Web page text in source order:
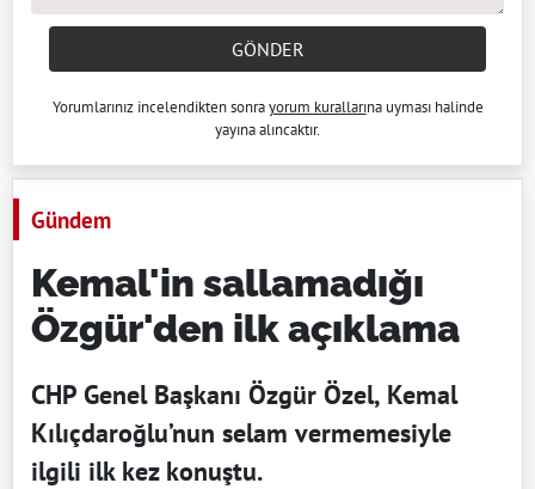
GÖNDER
Yorumlarınız incelendikten sonrayorum kurallarına uyması halinde
yayına alıncaktır.
Gündem
Kemal'in sallamadığı
Özgür'den ilk açıklama
CHP Genel Başkanı Özgür Özel, Kemal
Kılıçdaroğlu’nun selam vermemesiyle
ilgili ilk kez konuştu.